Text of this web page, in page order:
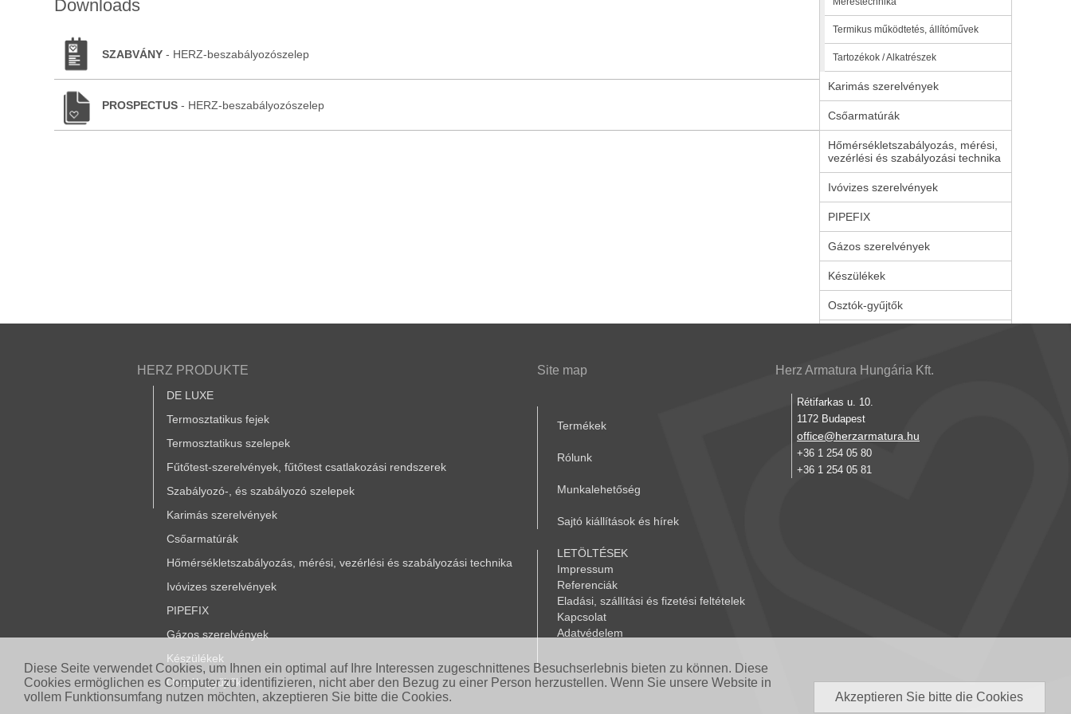
Diese Seite verwendet Cookies, um Ihnen ein optimal auf Ihre Interessen zugeschnittenes Besuchserlebnis bieten zu können. Diese
Cookies ermöglichen es Computer zu identifizieren, nicht aber den Bezug zu einer Person herzustellen. Wenn Sie unsere Website in
vollem Funktionsumfang nutzen möchten, akzeptieren Sie bitte die Cookies.
Akzeptieren Sie bitte die Cookies
Downloads
SZABVÁNY - HERZ-beszabályozószelep
PROSPECTUS - HERZ-beszabályozószelep
Termikus működtetés, állítóművek
Tartozékok / Alkatrészek
Karimás szerelvények
Csőarmatúrák
Hőmérsékletszabályozás, mérési,
vezérlési és szabályozási technika
Ivóvizes szerelvények
PIPEFIX
Gázos szerelvények
Készülékek
Osztók-gyűjtők
HERZ PRODUKTE
DE LUXE
Termosztatikus fejek
Termosztatikus szelepek
Fűtőtest-szerelvények, fűtőtest csatlakozási rendszerek
Szabályozó-, és szabályozó szelepek
Karimás szerelvények
Csőarmatúrák
Hőmérsékletszabályozás, mérési, vezérlési és szabályozási technika
Ivóvizes szerelvények
PIPEFIX
Gázos szerelvények
Készülékek
Osztók-gyűjtők
Site map
Termékek
Rólunk
Munkalehetőség
Sajtó kiállítások és hírek
LETÖLTÉSEK
Referenciák
Kapcsolat
Impressum
Eladási, szállítási és fizetési feltételek
Adatvédelem
Herz Armatura Hungária Kft.
Rétifarkas u. 10.
1172 Budapest
office@herzarmatura.hu
+36 1 254 05 80
+36 1 254 05 81